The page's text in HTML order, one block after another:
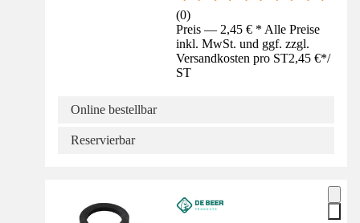
(0)
Preis — 2,45 € * Alle Preise
inkl. MwSt. und ggf. zzgl.
Versandkosten pro ST2,45 €*/
ST
Online bestellbar
Reservierbar